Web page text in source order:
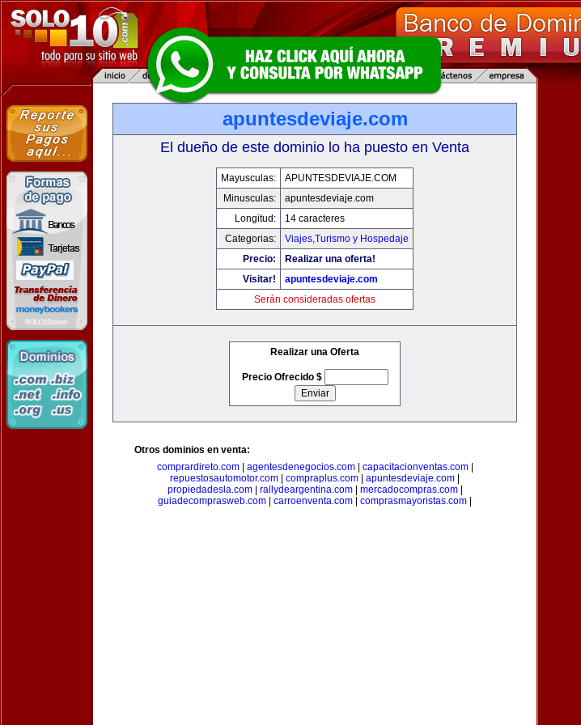
apuntesdeviaje.com
El dueño de este dominio lo ha puesto en Venta
Mayusculas:
APUNTESDEVIAJE.COM
Minusculas:
apuntesdeviaje.com
Longitud:
14 caracteres
Categorias:
Viajes,Turismo y Hospedaje
Precio:
Realizar una oferta!
Visitar!
apuntesdeviaje.com
Serán consideradas ofertas
Realizar una Oferta
Precio Ofrecido $
Otros dominios en venta:
comprardireto.com| agentesdenegocios.com| capacitacionventas.com|
repuestosautomotor.com
compraplus.com apuntesdeviaje.com
propiedadesla.com| rallydeargentina.com| mercadocompras.com|
guiadecomprasweb.com
carroenventa.com comprasmayoristas.com